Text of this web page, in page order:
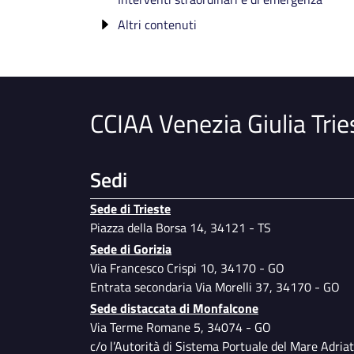
valutazione
Atti di programmazione delle opere
pubbliche
Altri contenuti
Accessibilita' e Catalogo di dati,
Manuale di gestione e di conservazione
documentale
Specimen firme autorizzate
Dati ulteriori
CCIAA Venezia Giulia
Sedi
Sede di Trieste
Piazza della Borsa 14, 34121 - TS
Sede di Gorizia
Via Francesco Crispi 10, 34170 - GO
Entrata secondaria Via Morelli 37, 34170 - GO
Sede distaccata di Monfalcone
Via Terme Romane 5, 34074 - GO
c/o l’Autorità di Sistema Portuale del Mare